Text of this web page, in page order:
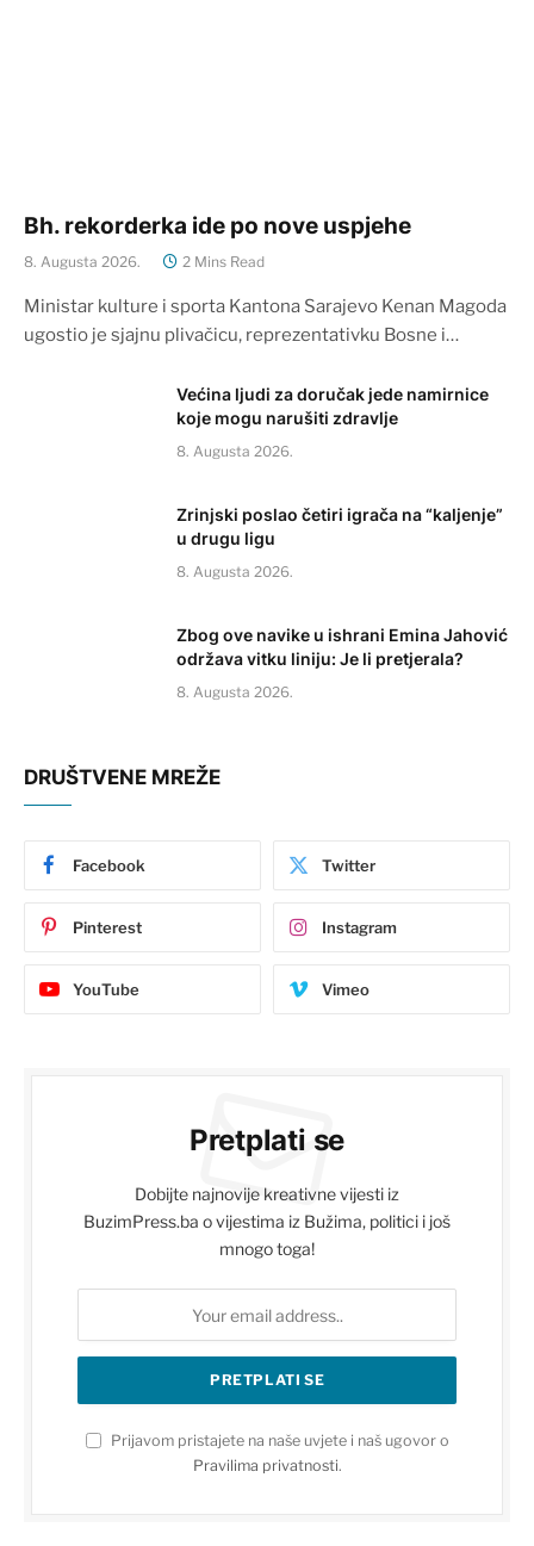
Bh. rekorderka ide po nove uspjehe
8. Augusta 2026. 2 Mins Read
Ministar kulture i sporta Kantona Sarajevo Kenan Magoda
ugostio je sjajnu plivačicu, reprezentativku Bosne i…
Većina ljudi za doručak jede namirnice
koje mogu narušiti zdravlje
8. Augusta 2026.
Zrinjski poslao četiri igrača na “kaljenje”
u drugu ligu
8. Augusta 2026.
Zbog ove navike u ishrani Emina Jahović
održava vitku liniju: Je li pretjerala?
8. Augusta 2026.
DRUŠTVENE MREŽE
Facebook Twitter
Pinterest Instagram
YouTube Vimeo
Pretplati se
Dobijte najnovije kreativne vijesti iz
BuzimPress.ba o vijestima iz Bužima, politici i još
mnogo toga!
Prijavom pristajete na naše uvjete i naš ugovor o
Pravilima privatnosti.